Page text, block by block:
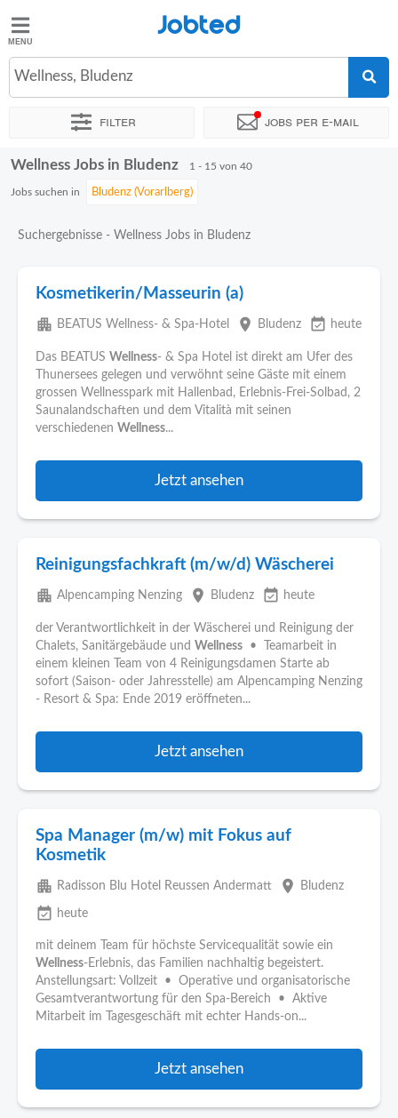
Jobted
Jobs
Jobted
Wellness, Bludenz
Filter Jobs per e-mail
Sortieren nach Genauer Standort Unternehmen
Wellness Jobs in Bludenz 1 - 15 von 40
Jobs suchen in
Suchergebnisse - Wellness Jobs in Bludenz
Kosmetikerin/Masseurin (a)
apartment BEATUS Wellness- & Spa-Hotel place Bludenz event_available heute
Das BEATUS Wellness- & Spa Hotel ist direkt am Ufer des
Thunersees gelegen und verwöhnt seine Gäste mit einem
grossen Wellnesspark mit Hallenbad, Erlebnis-Frei-Solbad, 2
Saunalandschaften und dem Vitalità mit seinen
verschiedenen Wellness...
Jetzt ansehen
Reinigungsfachkraft (m/w/d) Wäscherei
apartment Alpencamping Nenzing place Bludenz event_available heute
der Verantwortlichkeit in der Wäscherei und Reinigung der
Chalets, Sanitärgebäude und Wellness • Teamarbeit in
einem kleinen Team von 4 Reinigungsdamen Starte ab
sofort (Saison- oder Jahresstelle) am Alpencamping Nenzing
- Resort & Spa: Ende 2019 eröffneten...
Jetzt ansehen
Spa Manager (m/w) mit Fokus auf
Kosmetik
apartment Radisson Blu Hotel Reussen Andermatt place Bludenz
event_available heute
mit deinem Team für höchste Servicequalität sowie ein
Wellness-Erlebnis, das Familien nachhaltig begeistert.
Anstellungsart: Vollzeit • Operative und organisatorische
Gesamtverantwortung für den Spa-Bereich • Aktive
Mitarbeit im Tagesgeschäft mit echter Hands-on...
Jetzt ansehen